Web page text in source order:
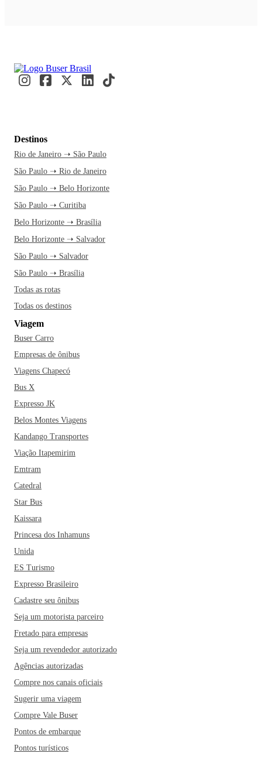
Destinos
Rio de Janeiro ➝ São Paulo
São Paulo ➝ Rio de Janeiro
São Paulo ➝ Belo Horizonte
São Paulo ➝ Curitiba
Belo Horizonte ➝ Brasília
Belo Horizonte ➝ Salvador
São Paulo ➝ Salvador
São Paulo ➝ Brasília
Todas as rotas
Todas os destinos
Viagem
Buser Carro
Empresas de ônibus
Viagens Chapecó
Bus X
Expresso JK
Belos Montes Viagens
Kandango Transportes
Viação Itapemirim
Emtram
Catedral
Star Bus
Kaissara
Princesa dos Inhamuns
Unida
ES Turismo
Expresso Brasileiro
Cadastre seu ônibus
Seja um motorista parceiro
Fretado para empresas
Seja um revendedor autorizado
Agências autorizadas
Compre nos canais oficiais
Sugerir uma viagem
Compre Vale Buser
Pontos de embarque
Pontos turísticos